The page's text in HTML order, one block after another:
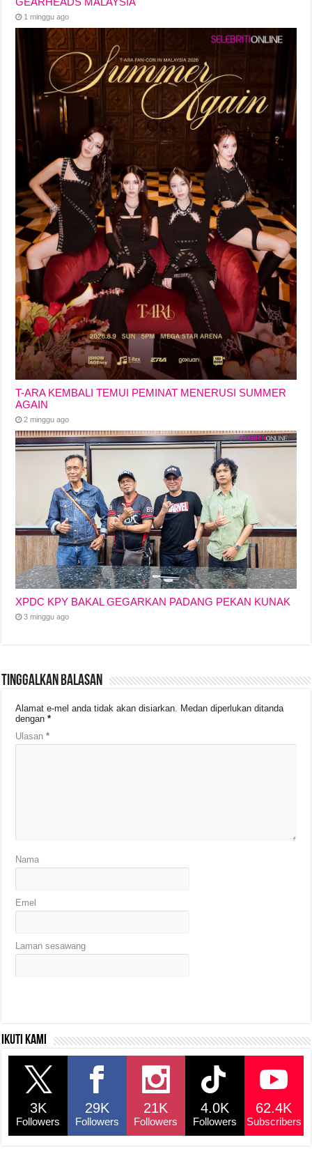
1 minggu ago
T-ARA KEMBALI TEMUI PEMINAT MENERUSI SUMMER
AGAIN
2 minggu ago
XPDC KPY BAKAL GEGARKAN PADANG PEKAN KUNAK
3 minggu ago
Tinggalkan Balasan
Alamat e-mel anda tidak akan disiarkan. Medan diperlukan ditanda
dengan*
Ulasan*
Nama
Emel
Laman sesawang
Ikuti kami
3K
Followers
29K
Followers
21K
Followers
4.0K
Followers
62.4K
Subscribers